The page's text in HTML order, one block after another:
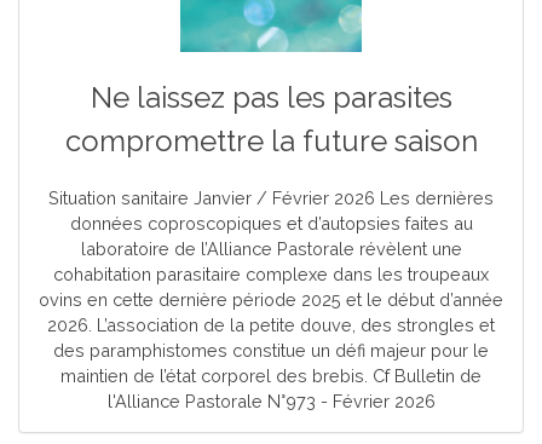
Ne laissez pas les parasites
compromettre la future saison
Situation sanitaire Janvier / Février 2026 Les dernières
données coproscopiques et d’autopsies faites au
laboratoire de l’Alliance Pastorale révèlent une
cohabitation parasitaire complexe dans les troupeaux
ovins en cette dernière période 2025 et le début d’année
2026. L’association de la petite douve, des strongles et
des paramphistomes constitue un défi majeur pour le
maintien de l’état corporel des brebis. Cf Bulletin de
l'Alliance Pastorale N°973 - Février 2026